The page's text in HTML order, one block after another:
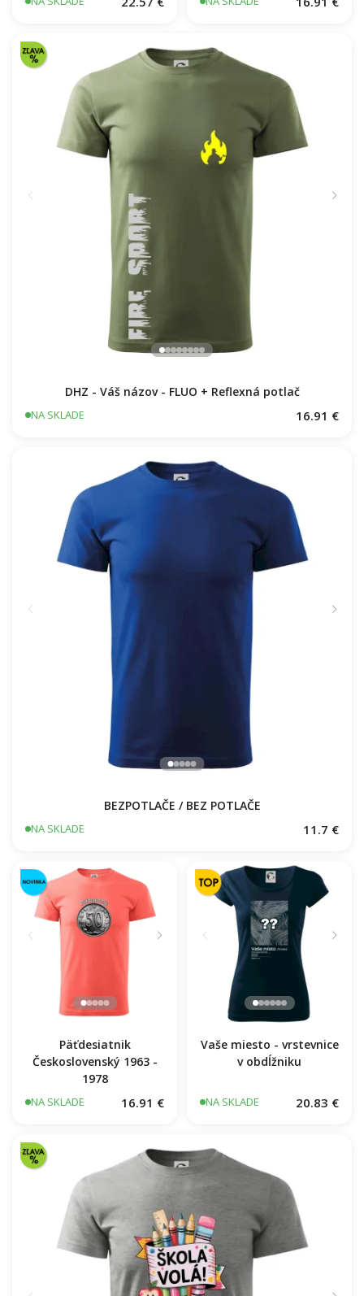
DHZ - Váš názov - FLUO + Reflexná potlač
NA SKLADE 16.91 €
BEZPOTLAČE / BEZ POTLAČE
NA SKLADE 11.7 €
Päťdesiatnik
Československý 1963 -
1978
NA SKLADE 16.91 €
Vaše miesto - vrstevnice
v obdĺžniku
NA SKLADE 20.83 €